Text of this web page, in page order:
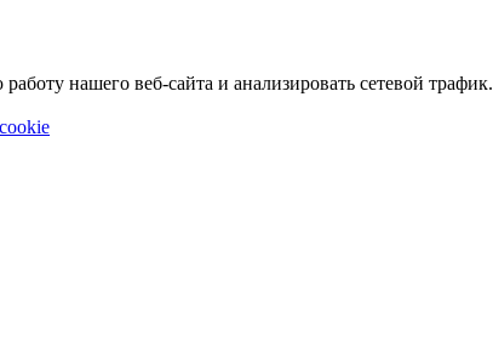
нашего веб-сайта и анализировать сетевой трафик.